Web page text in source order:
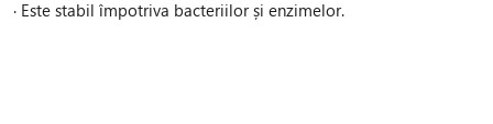
· Este stabil împotriva bacteriilor și enzimelor.